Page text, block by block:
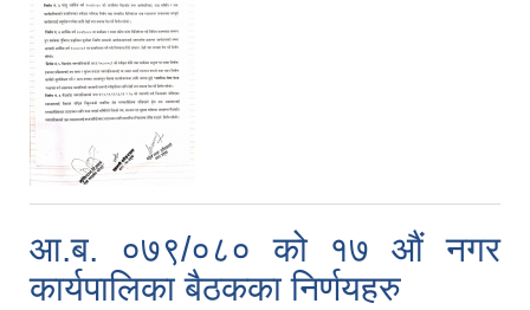
आ.ब. ०७९/०८० को १७ औं नगर
कार्यपालिका बैठकका निर्णयहरु